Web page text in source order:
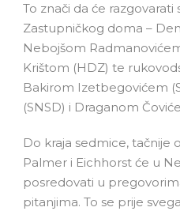
To znači da će
Zastupničkog doma –
Nebojšom
Krištom (HDZ) te
Bakirom Izetbegovićem
(SNSD) i Draganom
Do kraja sedmice, tačnije
Palmer i Eichhorst će u
posredovati u
pitanjima. To se prije